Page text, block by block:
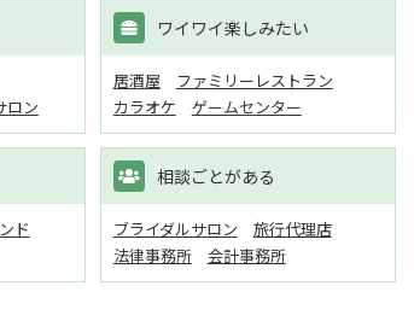
ロン
ワイワイ楽しみたい
居酒屋
ファミリーレストラン
カラオケ
ゲームセンター
ド
相談ごとがある
ブライダルサロン
旅行代理店
法律事務所
会計事務所